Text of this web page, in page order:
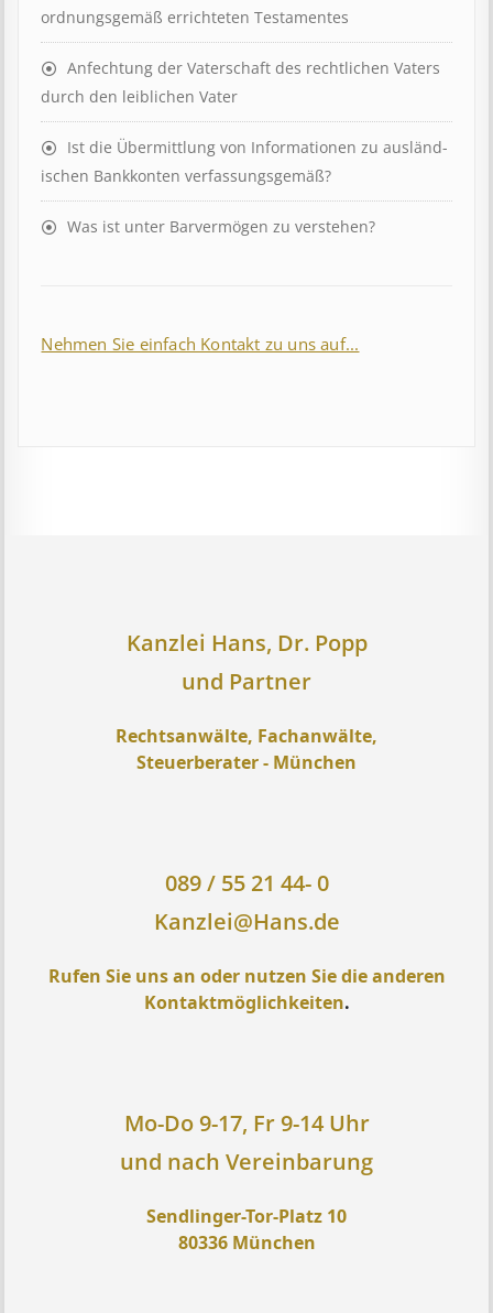
ord­nungs­ge­mäß er­richt­et­en Test­ament­es
Anfechtung der Vaterschaft des rechtlichen Vaters
durch den leiblichen Vater
Ist die Über­mitt­lung von In­for­mat­ion­en zu aus­länd­
isch­en Bank­kont­en ver­fass­ungs­ge­mäß?
Was ist unter Barvermögen zu verstehen?
Nehmen Sie einfach Kontakt zu uns auf...
Kanzlei Hans, Dr. Popp
und Partner
Rechtsanwälte, Fachanwälte,
Steuerberater - München
089 / 55 21 44- 0
Kanzlei@Hans.de
Rufen Sie uns an oder nutzen Sie die anderen
Kontaktmöglichkeiten.
Mo-Do 9-17, Fr 9-14 Uhr
und nach Vereinbarung
Sendlinger-Tor-Platz 10
80336 München